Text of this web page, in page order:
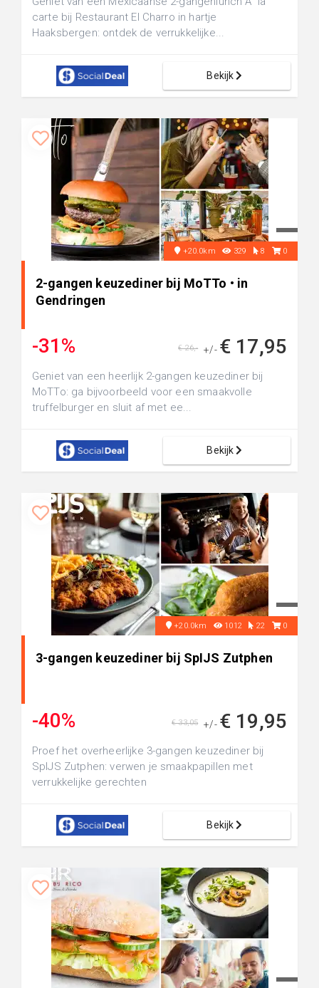
carte bij Restaurant El Charro in hartje
Haaksbergen: ontdek de verrukkelijke...
Bekijk
+20.0km 329 8 0
2-gangen keuzediner bij MoTTo • in
Gendringen
-31% +/- € 17,95
€ 26,-
Geniet van een heerlijk 2-gangen keuzediner bij
MoTTo: ga bijvoorbeeld voor een smaakvolle
truffelburger en sluit af met ee...
Bekijk
+20.0km 1012 22 0
3-gangen keuzediner bij SpIJS Zutphen
-40% +/- € 19,95
€ 33,05
Proef het overheerlijke 3-gangen keuzediner bij
SpIJS Zutphen: verwen je smaakpapillen met
verrukkelijke gerechten
Bekijk